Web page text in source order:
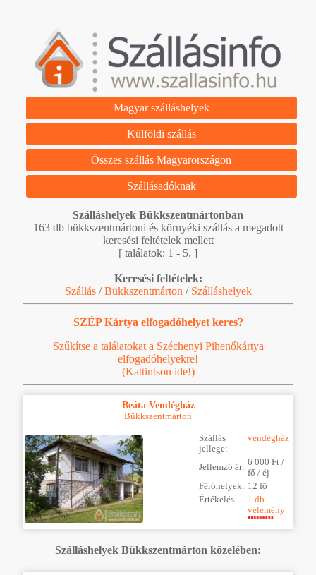
Magyar szálláshelyek
Külföldi szállás
Összes szállás Magyarországon
Szállásadóknak
Szálláshelyek Bükkszentmártonban
163 db bükkszentmártoni és környéki szállás a megadott
keresési feltételek mellett
[ találatok: 1 - 5. ]
Keresési feltételek:
Szállás/Bükkszentmárton / Szálláshelyek
SZÉP Kártya elfogadóhelyet keres?
Szűkítse a találatokat a Széchenyi Pihenőkártya
elfogadóhelyekre!
(Kattintson ide!)
Beáta Vendégház
Bükkszentmárton
Szállás
jellege:
vendégház
Jellemző ár: 6 000 Ft /
fő / éj
Férőhelyek: 12 fő
Értékelés
1 db
vélemény
Szálláshelyek Bükkszentmárton közelében: